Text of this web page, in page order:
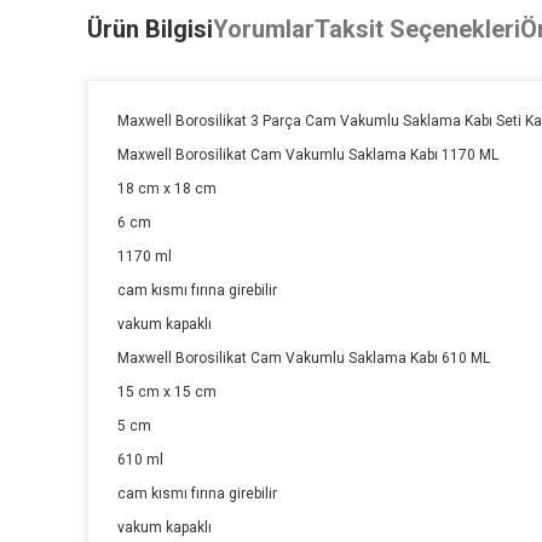
Ürün BilgisiYorumlarTaksit Seçenekleri
Maxwell Borosilikat 3 Parça Cam Vakumlu Saklama Kabı Seti
Maxwell Borosilikat Cam Vakumlu Saklama Kabı 1170 ML
18 cm x 18 cm
6 cm
1170 ml
cam kısmı fırına girebilir
vakum kapaklı
Maxwell Borosilikat Cam Vakumlu Saklama Kabı 610 ML
15 cm x 15 cm
5 cm
610 ml
cam kısmı fırına girebilir
vakum kapaklı